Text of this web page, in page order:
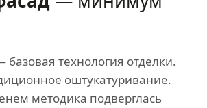
технология отделки.
оштукатуривание.
методика подверглась